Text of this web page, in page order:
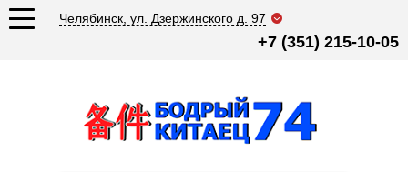
Челябинск, ул. Дзержинского д. 97
+7 (351) 215-10-05